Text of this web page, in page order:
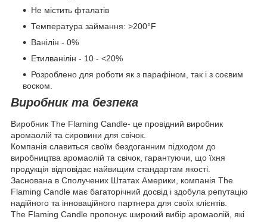
Не містить фталатів
Температура займання: >200°F
Ванілін - 0%
Етилванілін - 10 - <20%
Розроблено для роботи як з парафіном, так і з соєвим
воском.
Виробник та безпека
Виробник The Flaming Candle- це провідний виробник
аромаолій та сировини для свічок.
Компанія славиться своїм бездоганним підходом до
виробництва аромаолій та свічок, гарантуючи, що їхня
продукція відповідає найвищим стандартам якості.
Заснована в Сполучених Штатах Америки, компанія The
Flaming Candle має багаторічний досвід і здобула репутацію
надійного та інноваційного партнера для своїх клієнтів.
The Flaming Candle пропонує широкий вибір аромаолій, які